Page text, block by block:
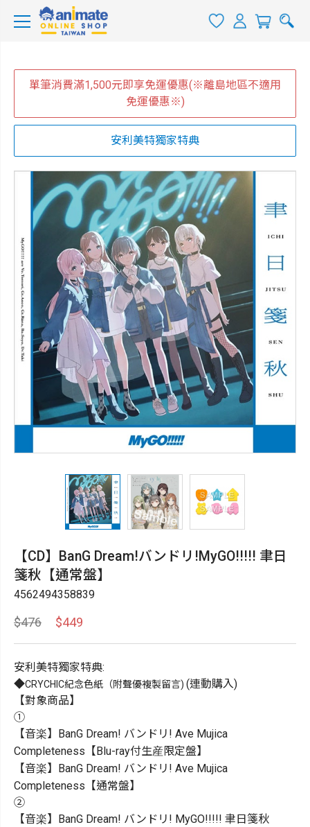
單筆消費滿1,500元即享免運優惠(※離島地區不適用
免運優惠※)
安利美特獨家特典
【CD】BanG Dream!バンドリ!MyGO!!!!! 聿日
箋秋【通常盤】
4562494358839
$476 $449
安利美特獨家特典:
◆CRYCHIC紀念色紙（附聲優複製留言) (連動購入)
【對象商品】
①
【音楽】BanG Dream! バンドリ! Ave Mujica
Completeness【Blu-ray付生産限定盤】
【音楽】BanG Dream! バンドリ! Ave Mujica
Completeness【通常盤】
②
【音楽】BanG Dream! バンドリ! MyGO!!!!! 聿日箋秋